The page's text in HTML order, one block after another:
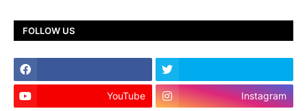
FOLLOW US
YouTube Instagram